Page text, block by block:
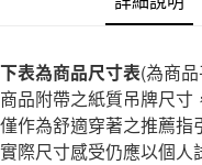
每筆NT$65，滿
付款後7-11取貨
每筆NT$65，滿
下表為商品尺寸表(為商
商品附帶之紙質吊牌尺寸
僅作為舒適穿著之推薦指
實際尺寸感受仍應以個人